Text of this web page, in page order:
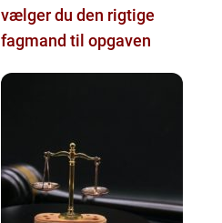
vælger du den rigtige
fagmand til opgaven